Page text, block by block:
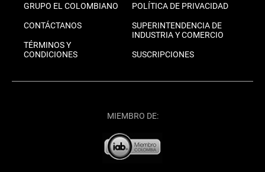
GRUPO EL COLOMBIANO
CONTÁCTANOS
TÉRMINOS Y
CONDICIONES
POLÍTICA DE PRIVACIDAD
SUPERINTENDENCIA DE
INDUSTRIA Y COMERCIO
SUSCRIPCIONES
MIEMBRO DE: